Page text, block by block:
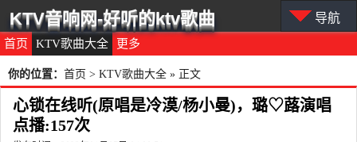
首页 KTV歌曲大全 更多
KTV音响网-好听的ktv歌曲 导航
你的位置： 首页 > KTV歌曲大全 » 正文
心锁在线听(原唱是冷漠/杨小曼)，璐♡蕗演唱
点播:157次